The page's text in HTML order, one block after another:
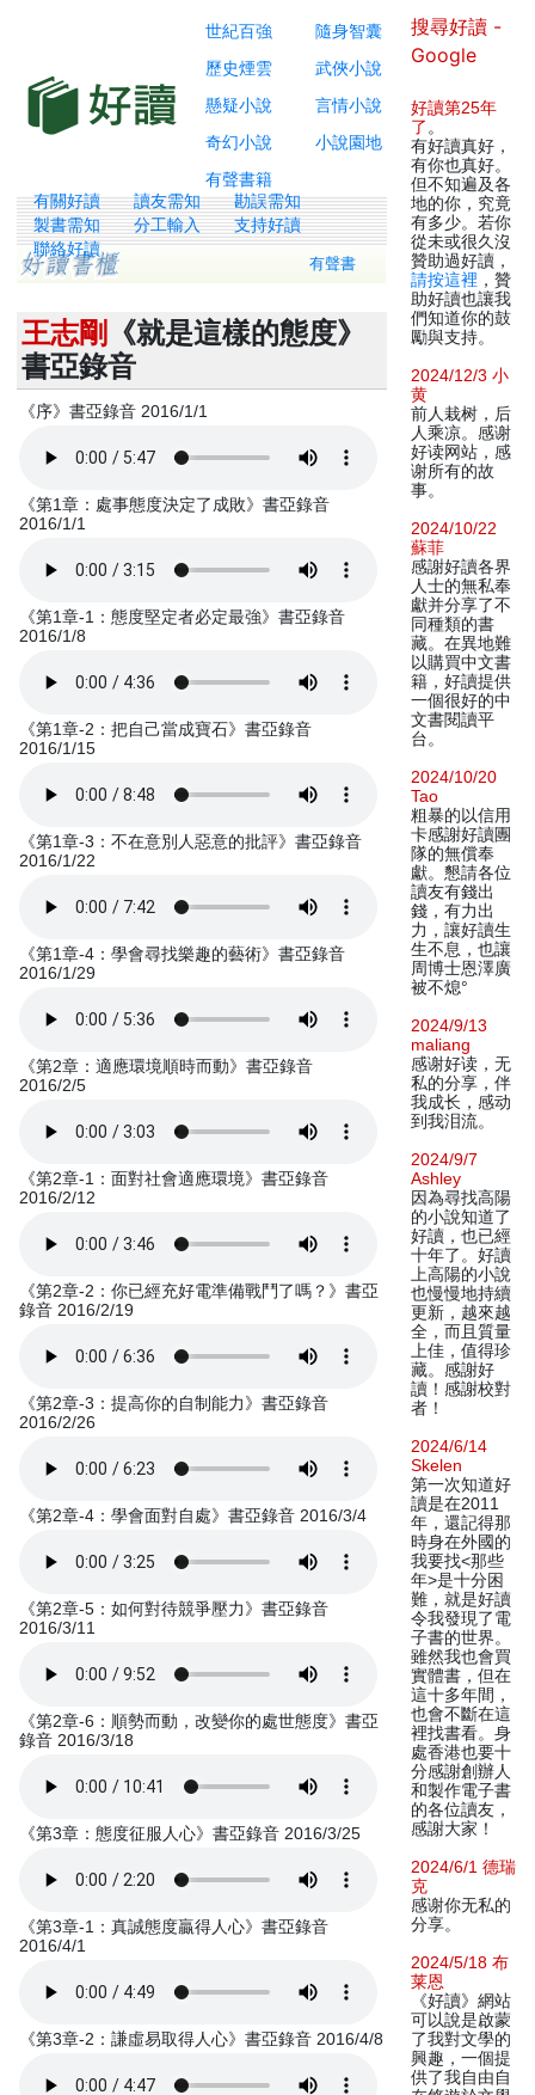
世紀百強
隨身智囊
歷史煙雲
武俠小說
懸疑小說
言情小說
奇幻小說
小說園地
有聲書籍
有關好讀 讀友需知
勘誤需知
製書需知
分工輸入
支持好讀
聯絡好讀
有聲書
王志剛 《就是這樣的態度》
書亞錄音
《序》書亞錄音 2016/1/1
《第1章：處事態度決定了成敗》書亞錄音
2016/1/1
《第1章-1：態度堅定者必定最強》書亞錄音
2016/1/8
《第1章-2：把自己當成寶石》書亞錄音
2016/1/15
《第1章-3：不在意別人惡意的批評》書亞錄音
2016/1/22
《第1章-4：學會尋找樂趣的藝術》書亞錄音
2016/1/29
《第2章：適應環境順時而動》書亞錄音
2016/2/5
《第2章-1：面對社會適應環境》書亞錄音
2016/2/12
《第2章-2：你已經充好電準備戰鬥了嗎？》書亞
錄音 2016/2/19
《第2章-3：提高你的自制能力》書亞錄音
2016/2/26
《第2章-4：學會面對自處》書亞錄音 2016/3/4
《第2章-5：如何對待競爭壓力》書亞錄音
2016/3/11
《第2章-6：順勢而動，改變你的處世態度》書亞
錄音 2016/3/18
《第3章：態度征服人心》書亞錄音 2016/3/25
《第3章-1：真誠態度贏得人心》書亞錄音
2016/4/1
《第3章-2：謙虛易取得人心》書亞錄音 2016/4/8
搜尋好讀 -
Google
好讀第25年
了 。
有好讀真好，
有你也真好。
但不知遍及各
地的你，究竟
有多少。若你
從未或很久沒
贊助過好讀，
請按這裡 ，贊
助好讀也讓我
們知道你的鼓
勵與支持。
2024/12/3 小
黄
前人栽树，后
人乘凉。感谢
好读网站，感
谢所有的故
事。
2024/10/22
蘇菲
感謝好讀各界
人士的無私奉
獻并分享了不
同種類的書
藏。在異地難
以購買中文書
籍，好讀提供
一個很好的中
文書閱讀平
台。
2024/10/20
Tao
粗暴的以信用
卡感謝好讀團
隊的無償奉
獻。懇請各位
讀友有錢出
錢，有力出
力，讓好讀生
生不息，也讓
周博士恩澤廣
被不熄°
2024/9/13
maliang
感谢好读，无
私的分享，伴
我成长，感动
到我泪流。
2024/9/7
Ashley
因為尋找高陽
的小說知道了
好讀，也已經
十年了。好讀
上高陽的小說
也慢慢地持續
更新，越來越
全，而且質量
上佳，值得珍
藏。感謝好
讀！感謝校對
者！
2024/6/14
Skelen
第一次知道好
讀是在2011
年，還記得那
時身在外國的
我要找<那些
年>是十分困
難，就是好讀
令我發現了電
子書的世界。
雖然我也會買
實體書，但在
這十多年間，
也會不斷在這
裡找書看。身
處香港也要十
分感謝創辦人
和製作電子書
的各位讀友，
感謝大家！
2024/6/1 德瑞
克
感谢你无私的
分享。
2024/5/18 布
莱恩
《好讀》網站
可以說是啟蒙
了我對文學的
興趣，一個提
供了我自由自